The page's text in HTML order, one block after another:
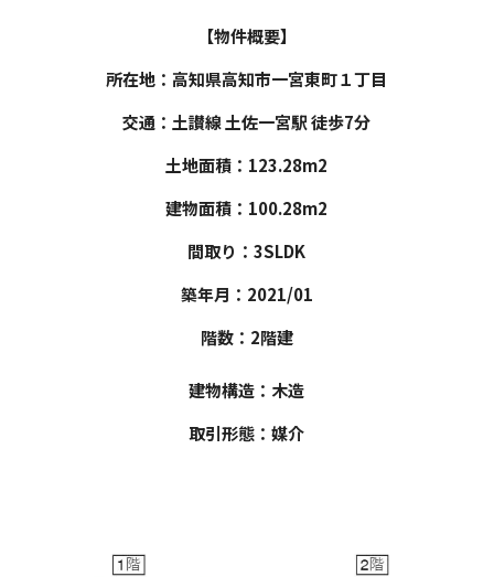
【物件概要】
所在地：高知県高知市一宮東町１丁目
交通：土讃線 土佐一宮駅 徒歩7分
土地面積：123.28m2
建物面積：100.28m2
間取り：3SLDK
築年月：2021/01
階数：2階建
建物構造：木造
取引形態：媒介